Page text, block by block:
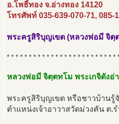
อ.โพธิ์ทอง จ.อ่างทอง 14120
โทรศัพท์ 035-639-070-71, 085-
พระครูสิริบุญเขต (หลวงพ่อมี จิตฺ
* * * * * * * * * * * * * * * * * * * * * * * * *
หลวงพ่อมี จิตฺตทโม พระเกจิดังอ่
พระครูสิริบุญเขต หรือชาวบ้านรู้
ตำแหน่งเจ้าอาวาสวัดม่วงคัน ต.